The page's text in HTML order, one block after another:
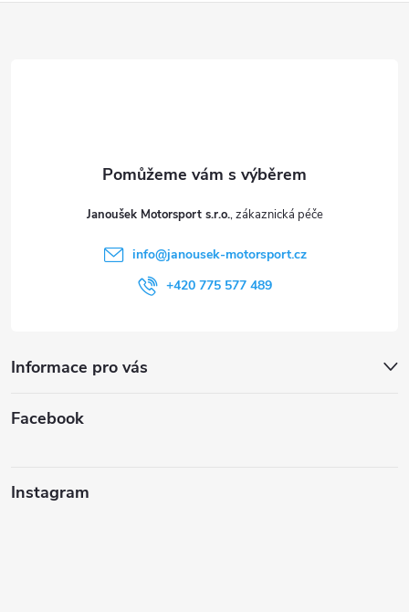
Janoušek Motorsport s.r.o.
info@janousek-motorsport.cz
+420 775 577 489
Informace pro vás
Facebook
Instagram